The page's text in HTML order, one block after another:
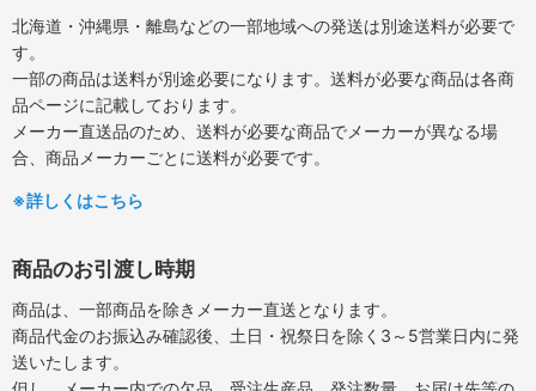
北海道・沖縄県・離島などの一部地域への発送は別途送料が必要で
す。
一部の商品は送料が別途必要になります。送料が必要な商品は各商
品ページに記載しております。
メーカー直送品のため、送料が必要な商品でメーカーが異なる場
合、商品メーカーごとに送料が必要です。
※詳しくはこちら
商品のお引渡し時期
商品は、一部商品を除きメーカー直送となります。
商品代金のお振込み確認後、土日・祝祭日を除く3～5営業日内に発
送いたします。